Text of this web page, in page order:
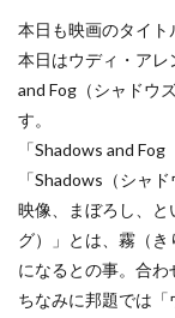
本日も映画のタイト
本日はウディ・ア
and Fog（シャドウ
す。
「Shadows and
「Shadows（シャ
映像、まぼろし、と
グ）」とは、霧（
になるとの事。合わ
ちなみに邦題では